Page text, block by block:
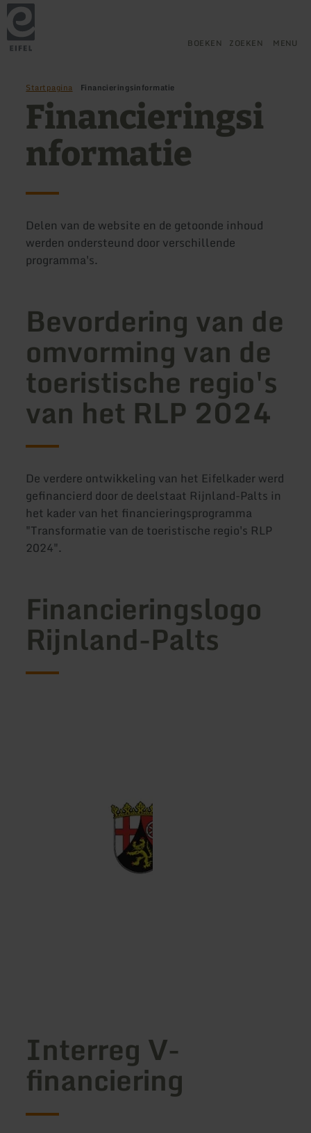
Terug
naar
de
startpagina
BOEKEN ZOEKEN MENU
Startpagina Financieringsinformatie
Financieringsi
nformatie
Delen van de website en de getoonde inhoud
werden ondersteund door verschillende
programma's.
Bevordering van de
omvorming van de
toeristische regio's
van het RLP 2024
De verdere ontwikkeling van het Eifelkader werd
gefinancierd door de deelstaat Rijnland-Palts in
het kader van het financieringsprogramma
"Transformatie van de toeristische regio's RLP
2024".
Financieringslogo
Rijnland-Palts
Interreg V-
financiering